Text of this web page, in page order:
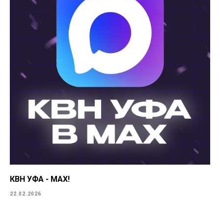
КВН УФА - MAX!
22.02.2026